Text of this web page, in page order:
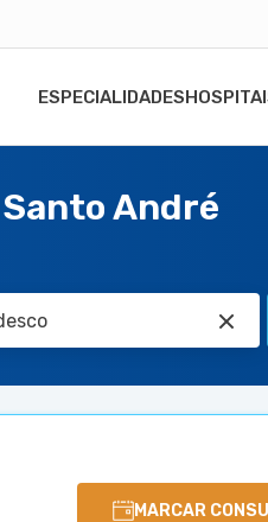
ESPECIALIDADES
André
MARCAR